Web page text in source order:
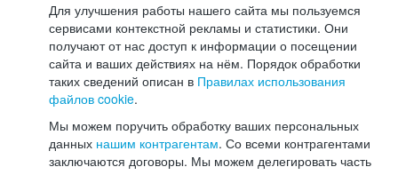
Для улучшения работы нашего сайта мы пользуемся
сервисами контекстной рекламы и статистики. Они
получают от нас доступ к информации о посещении
сайта и ваших действиях на нём. Порядок обработки
таких сведений описан в Правилах использования
файлов cookie.
Мы можем поручить обработку ваших персональных
данных нашим контрагентам. Со всеми контрагентами
заключаются договоры. Мы можем делегировать часть